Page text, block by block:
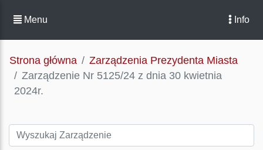
Menu Info
Strona główna
Zarządzenia Prezydenta Miasta
Zarządzenie Nr 5125/24 z dnia 30 kwietnia
2024r.